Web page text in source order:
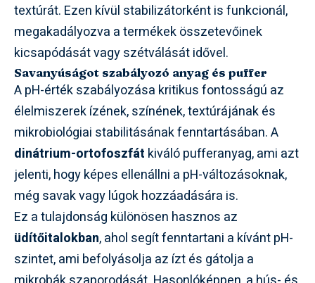
textúrát. Ezen kívül stabilizátorként is funkcionál,
megakadályozva a termékek összetevőinek
kicsapódását vagy szétválását idővel.
Savanyúságot szabályozó anyag és puffer
A pH-érték szabályozása kritikus fontosságú az
élelmiszerek ízének, színének, textúrájának és
mikrobiológiai stabilitásának fenntartásában. A
dinátrium-ortofoszfát kiváló pufferanyag, ami azt
jelenti, hogy képes ellenállni a pH-változásoknak,
még savak vagy lúgok hozzáadására is.
Ez a tulajdonság különösen hasznos az
üdítőitalokban, ahol segít fenntartani a kívánt pH-
szintet, ami befolyásolja az ízt és gátolja a